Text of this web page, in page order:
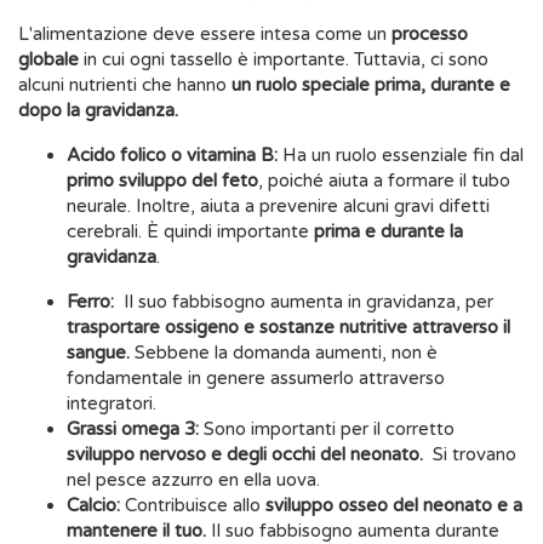
L'alimentazione deve essere intesa come un processo
globale in cui ogni tassello è importante. Tuttavia, ci sono
alcuni nutrienti che hanno un ruolo speciale prima, durante e
dopo la gravidanza.
Acido folico o vitamina B: Ha un ruolo essenziale fin dal
primo sviluppo del feto, poiché aiuta a formare il tubo
neurale. Inoltre, aiuta a prevenire alcuni gravi difetti
cerebrali. È quindi importante prima e durante la
gravidanza.
Ferro: Il suo fabbisogno aumenta in gravidanza, per
trasportare ossigeno e sostanze nutritive attraverso il
sangue. Sebbene la domanda aumenti, non è
fondamentale in genere assumerlo attraverso
integratori.
Grassi omega 3: Sono importanti per il corretto
sviluppo nervoso e degli occhi del neonato. Si trovano
nel pesce azzurro en ella uova.
Calcio: Contribuisce allo sviluppo osseo del neonato e a
mantenere il tuo. Il suo fabbisogno aumenta durante